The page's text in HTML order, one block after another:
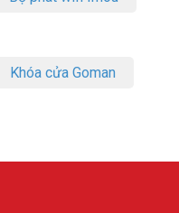
Khóa cửa Goman